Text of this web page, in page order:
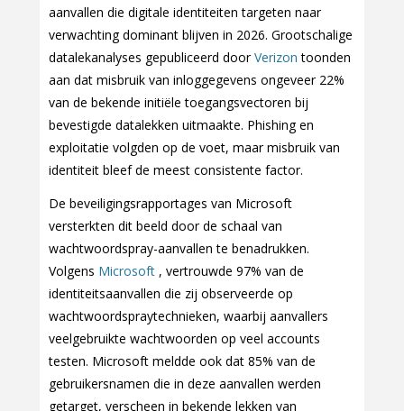
aanvallen die digitale identiteiten targeten naar
verwachting dominant blijven in 2026. Grootschalige
datalekanalyses gepubliceerd doorVerizon toonden
aan dat misbruik van inloggegevens ongeveer 22%
van de bekende initiële toegangsvectoren bij
bevestigde datalekken uitmaakte. Phishing en
exploitatie volgden op de voet, maar misbruik van
identiteit bleef de meest consistente factor.
De beveiligingsrapportages van Microsoft
versterkten dit beeld door de schaal van
wachtwoordspray-aanvallen te benadrukken.
Volgens Microsoft , vertrouwde 97% van de
identiteitsaanvallen die zij observeerde op
wachtwoordspraytechnieken, waarbij aanvallers
veelgebruikte wachtwoorden op veel accounts
testen. Microsoft meldde ook dat 85% van de
gebruikersnamen die in deze aanvallen werden
getarget, verscheen in bekende lekken van